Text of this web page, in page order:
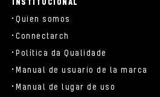
INSTITUCIONAL
Quien somos
Connectarch
Política da Qualidade
Manual de usuario de la marca
Manual de lugar de uso